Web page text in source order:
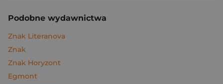
Podobne wydawnictwa
Znak Literanova
Znak
Znak Horyzont
Egmont